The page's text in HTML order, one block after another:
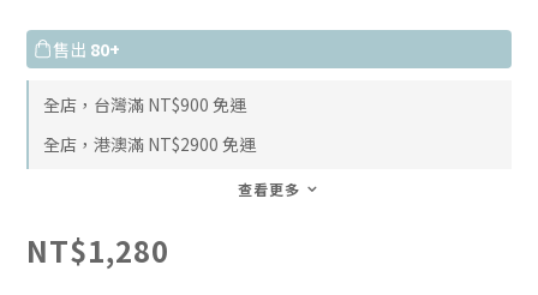
售出 80+
全店，台灣滿 NT$900 免運
全店，港澳滿 NT$2900 免運
查看更多
NT$1,280